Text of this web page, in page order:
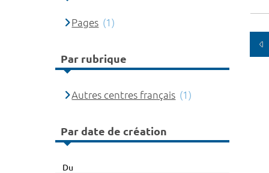
Pages (1)
Par rubrique
Autres centres français (1)
Par date de création
Du